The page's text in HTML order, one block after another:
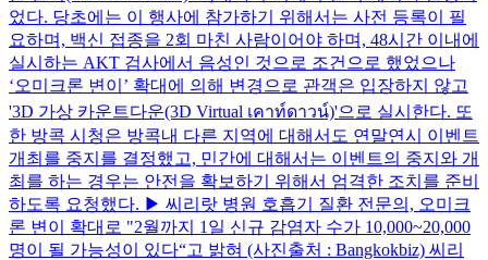
었다. 당초에는 이 행사에 참가하기 위해서는 사전 등록이 필
요하며, 백신 접종을 2회 마친 사람이어야 하며, 48시간 이내에
실시하는 AKT 검사에서 음성인 것으로 조건으로 했었으나
‘오미크론 변이’ 확대에 의해 변경으로 관객은 입장하지 않고
'3D 가상 카운트다운(3D Virtual เคาท์ดาวน์)'으로 실시한다. 또
한 방콕 시청은 방콕내 다른 지역에 대해서도 연말연시 이벤트
개최를 중지를 결정했고, 민간에 대해서는 이벤트의 중지와 개
최를 하는 경우는 안전을 확보하기 위해서 엄격한 조치를 준비
하도록 요청했다. ▶ 씨리랏 병원 호흡기 질환 전문의, 오미크
론 변이 확대로 "2월까지 1일 신규 감염자 수가 10,000~20,000
명이 될 가능성이 있다“고 밝혀 (사진출처 : Bangkokbiz) 씨리